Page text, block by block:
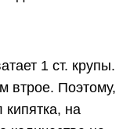
меню
а